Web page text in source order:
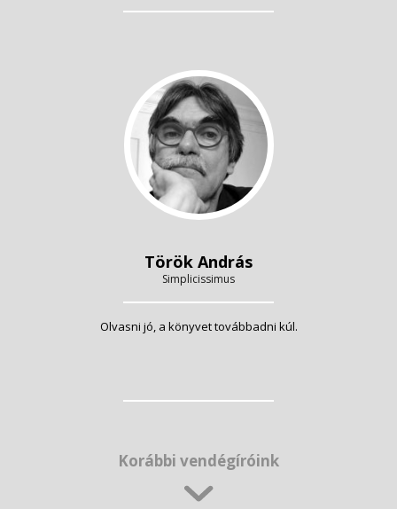
Török András
Simplicissimus
Olvasni jó, a könyvet továbbadni kúl.
Korábbi vendégíróink